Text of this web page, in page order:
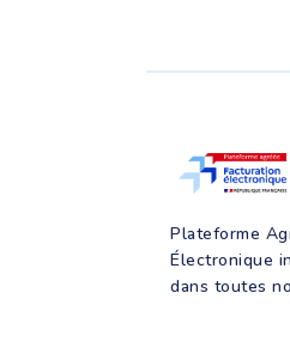
Plateforme
Électronique
dans toutes